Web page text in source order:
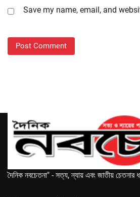
Save my name, email, and
দৈনিক নবচেতনা" - সত্য, ন্যায় এবং জাতীয় চেতনার